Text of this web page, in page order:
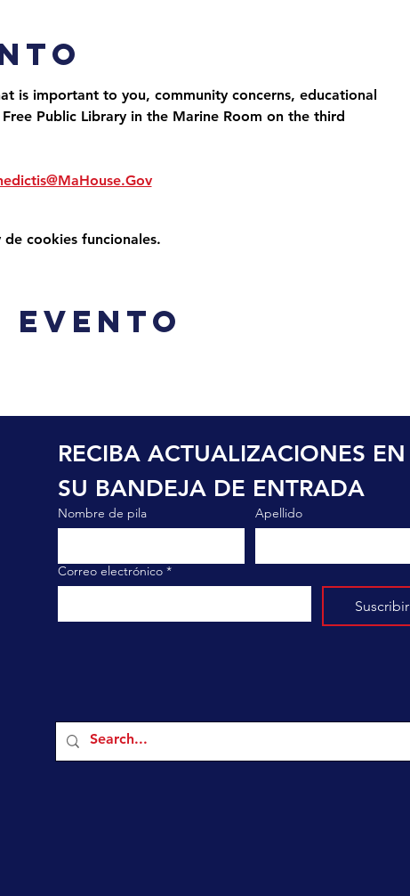
is important to you, community concerns, educational
Public Library in the Marine Room on the third
cookies funcionales.
evento
RECIBA ACTUALIZACIONES EN
SU BANDEJA DE ENTRADA
Nombre de pila Apellido
Correo electrónico *
Suscribir